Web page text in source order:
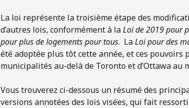
La loi représente la troisième étape des
d’autres lois, conformément à laLoi de 2019 pour
pour plus de logements pour tous. LaLoi pour des
été adoptée plus tôt cette année, et ces
municipalités au-delà de Toronto et d’Ottawa au
Vous trouverez ci-dessous un résumé des
versions annotées des lois visées, qui fait